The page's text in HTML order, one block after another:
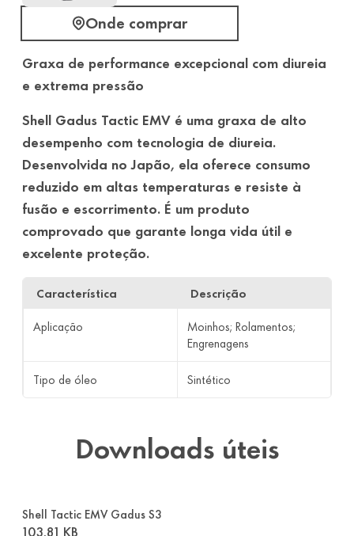
Onde comprar
Graxa de performance excepcional com diureia
e extrema pressão
Shell Gadus Tactic EMV é uma graxa de alto
desempenho com tecnologia de diureia.
Desenvolvida no Japão, ela oferece consumo
reduzido em altas temperaturas e resiste à
fusão e escorrimento. É um produto
comprovado que garante longa vida útil e
excelente proteção.
Característica Descrição
Aplicação
Moinhos; Rolamentos;
Engrenagens
Tipo de óleo Sintético
Downloads úteis
Shell Tactic EMV Gadus S3
103.81 KB